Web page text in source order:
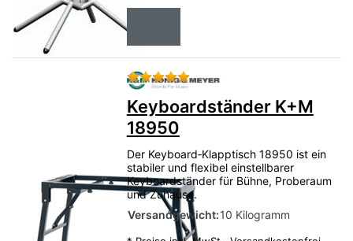
Bewertung: 5 von 5
Keyboardständer K+M
18950
Der Keyboard‑Klapptisch 18950 ist ein
stabiler und flexibel einstellbarer
Keyboardständer für Bühne, Proberaum
und Zuhause.
Versandgewicht:10 Kilogramm